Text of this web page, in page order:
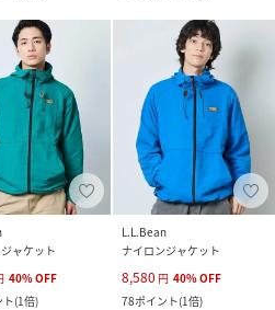
ャケット
40%OFF
ト(1倍)
L.L.Bean
ナイロンジャケット
8,580 円 40%OFF
78ポイント(1倍)